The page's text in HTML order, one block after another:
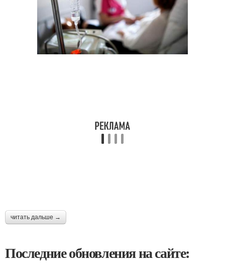
читать дальше →
Последние обновления на сайте: